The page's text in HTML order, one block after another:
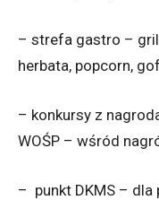
– strefa gastro –
herbata, popcorn,
– konkursy z
WOŚP – wśród
– punkt DKMS – dla